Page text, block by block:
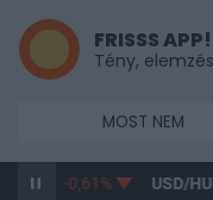
FRISSS APP!
Tény,
MOST NEM
-0,61% USD/